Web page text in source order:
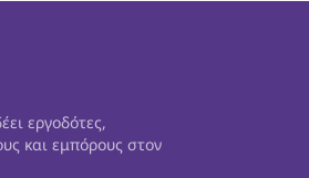
εργοδότες,
και εμπόρους στον